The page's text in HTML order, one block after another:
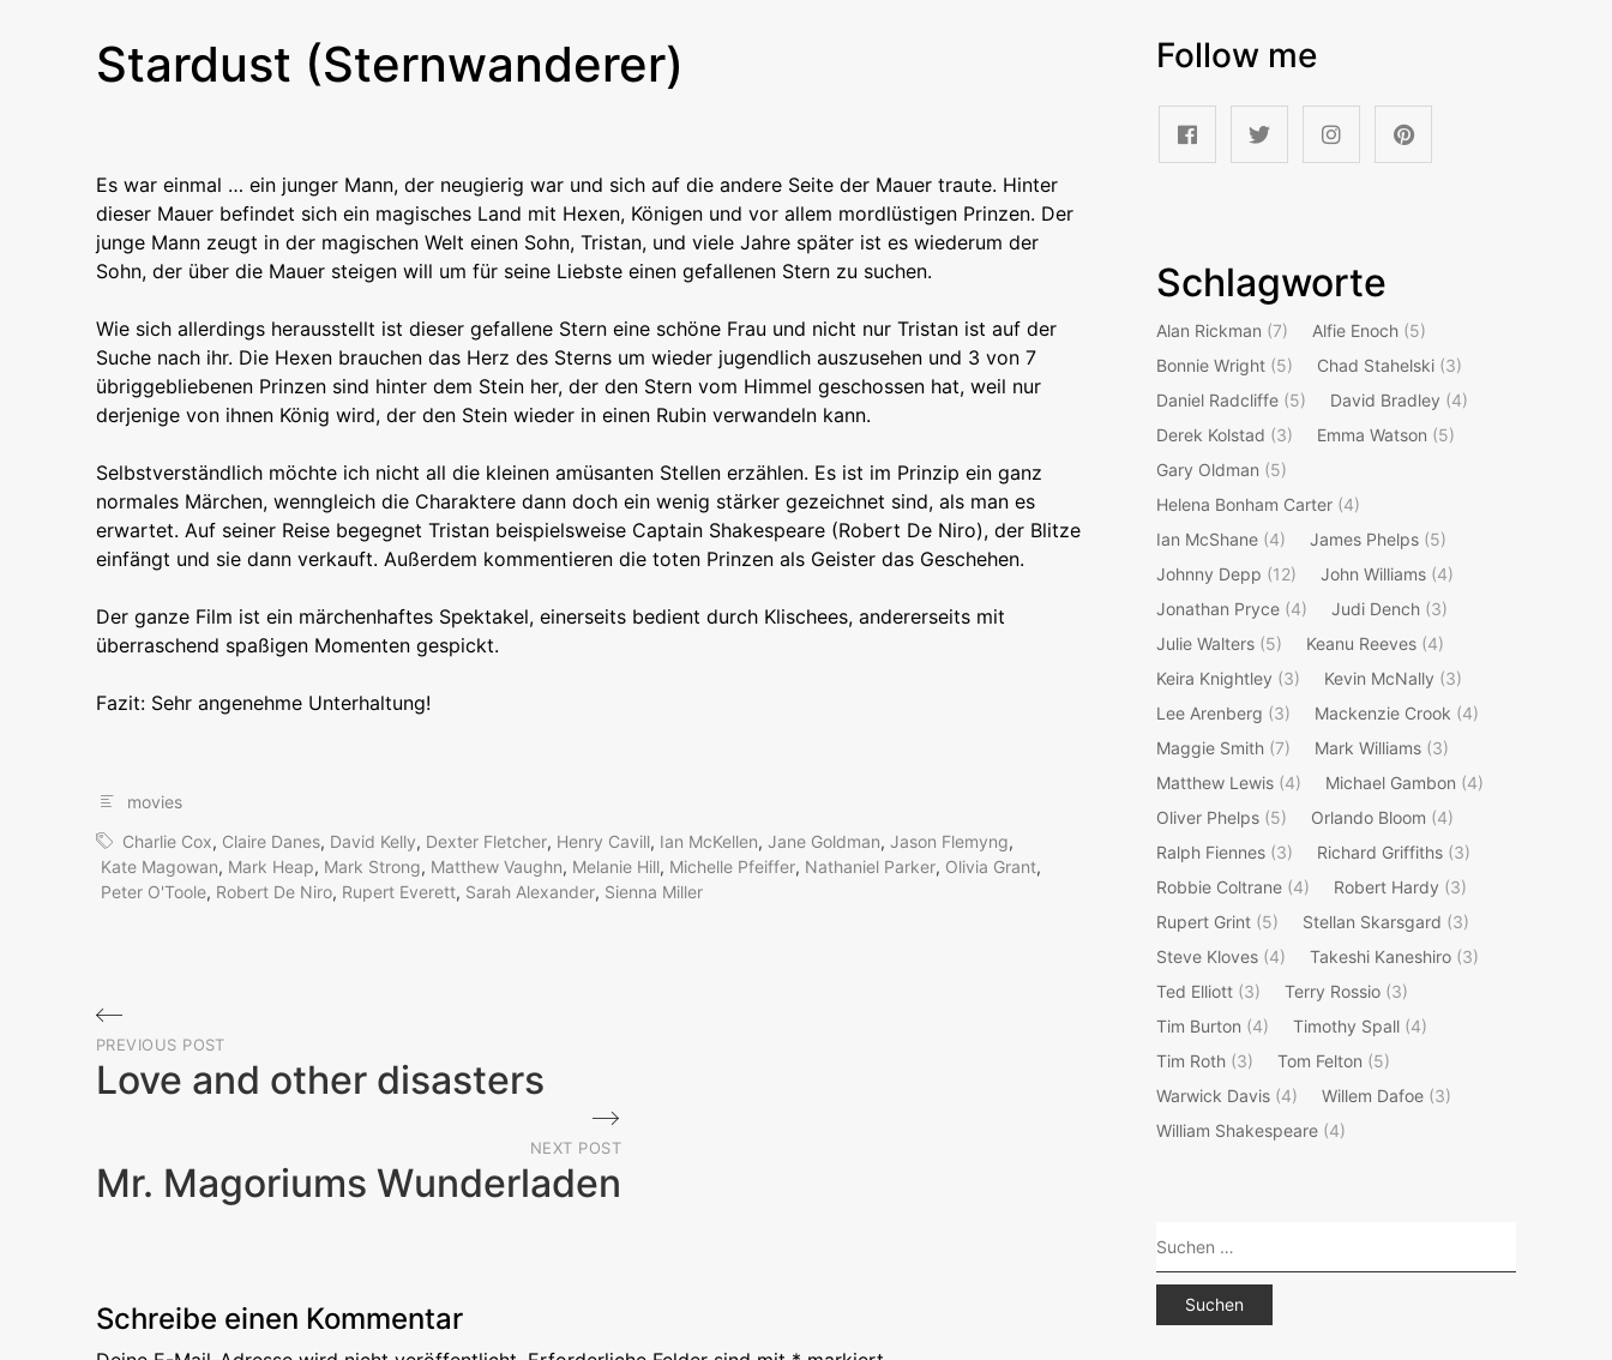
Stardust (Sternwanderer)
Es war einmal … ein junger Mann, der neugierig war und sich auf die andere Seite der Mauer traute. Hinter
dieser Mauer befindet sich ein magisches Land mit Hexen, Königen und vor allem mordlüstigen Prinzen. Der
junge Mann zeugt in der magischen Welt einen Sohn, Tristan, und viele Jahre später ist es wiederum der
Sohn, der über die Mauer steigen will um für seine Liebste einen gefallenen Stern zu suchen.
Wie sich allerdings herausstellt ist dieser gefallene Stern eine schöne Frau und nicht nur Tristan ist auf der
Suche nach ihr. Die Hexen brauchen das Herz des Sterns um wieder jugendlich auszusehen und 3 von 7
übriggebliebenen Prinzen sind hinter dem Stein her, der den Stern vom Himmel geschossen hat, weil nur
derjenige von ihnen König wird, der den Stein wieder in einen Rubin verwandeln kann.
Selbstverständlich möchte ich nicht all die kleinen amüsanten Stellen erzählen. Es ist im Prinzip ein ganz
normales Märchen, wenngleich die Charaktere dann doch ein wenig stärker gezeichnet sind, als man es
erwartet. Auf seiner Reise begegnet Tristan beispielsweise Captain Shakespeare (Robert De Niro), der Blitze
einfängt und sie dann verkauft. Außerdem kommentieren die toten Prinzen als Geister das Geschehen.
Der ganze Film ist ein märchenhaftes Spektakel, einerseits bedient durch Klischees, andererseits mit
überraschend spaßigen Momenten gespickt.
Fazit: Sehr angenehme Unterhaltung!
movies
Charlie Cox, Claire Danes, David Kelly, Dexter Fletcher, Henry Cavill, Ian McKellen, Jane Goldman, Jason Flemyng,
Kate Magowan, Mark Heap, Mark Strong, Matthew Vaughn, Melanie Hill, Michelle Pfeiffer, Nathaniel Parker, Olivia Grant,
Peter O'Toole, Robert De Niro, Rupert Everett, Sarah Alexander, Sienna Miller
Beitragsnavigation
PREVIOUS POST
Love and other disasters
NEXT POST
Mr. Magoriums Wunderladen
Schreibe einen Kommentar
Follow me
Schlagworte
Alan Rickman (7) Alfie Enoch (5)
Bonnie Wright (5) Chad Stahelski (3)
Daniel Radcliffe (5) David Bradley (4)
Derek Kolstad (3) Emma Watson (5)
Gary Oldman (5)
Helena Bonham Carter (4)
Ian McShane (4) James Phelps (5)
Johnny Depp (12) John Williams (4)
Jonathan Pryce (4) Judi Dench (3)
Julie Walters (5) Keanu Reeves (4)
Keira Knightley (3) Kevin McNally (3)
Lee Arenberg (3) Mackenzie Crook (4)
Maggie Smith (7) Mark Williams (3)
Matthew Lewis (4) Michael Gambon (4)
Oliver Phelps (5) Orlando Bloom (4)
Ralph Fiennes (3) Richard Griffiths (3)
Robbie Coltrane (4) Robert Hardy (3)
Rupert Grint (5) Stellan Skarsgard (3)
Steve Kloves (4) Takeshi Kaneshiro (3)
Ted Elliott (3) Terry Rossio (3)
Tim Burton (4) Timothy Spall (4)
Tim Roth (3) Tom Felton (5)
Warwick Davis (4) Willem Dafoe (3)
William Shakespeare (4)
Suchen